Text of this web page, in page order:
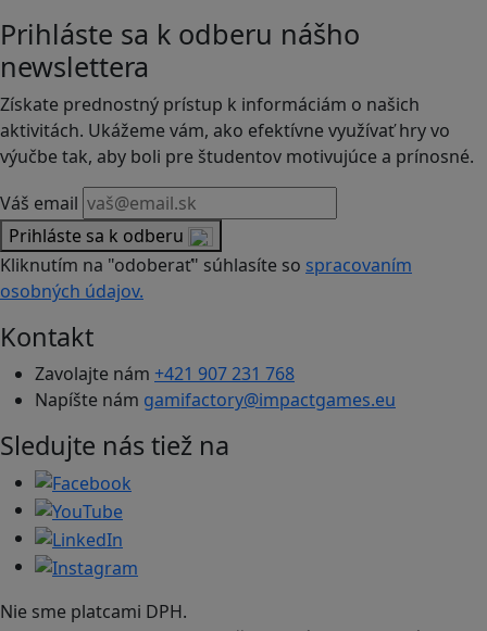
Prihláste sa k odberu nášho
newslettera
Získate prednostný prístup k informáciám o našich
aktivitách. Ukážeme vám, ako efektívne využívať hry vo
výučbe tak, aby boli pre študentov motivujúce a prínosné.
Váš email
Prihláste sa k odberu
Kliknutím na "odoberať" súhlasíte so spracovaním
osobných údajov.
Kontakt
Zavolajte nám +421 907 231 768
Napíšte nám gamifactory@impactgames.eu
Sledujte nás tiež na
Nie sme platcami DPH.